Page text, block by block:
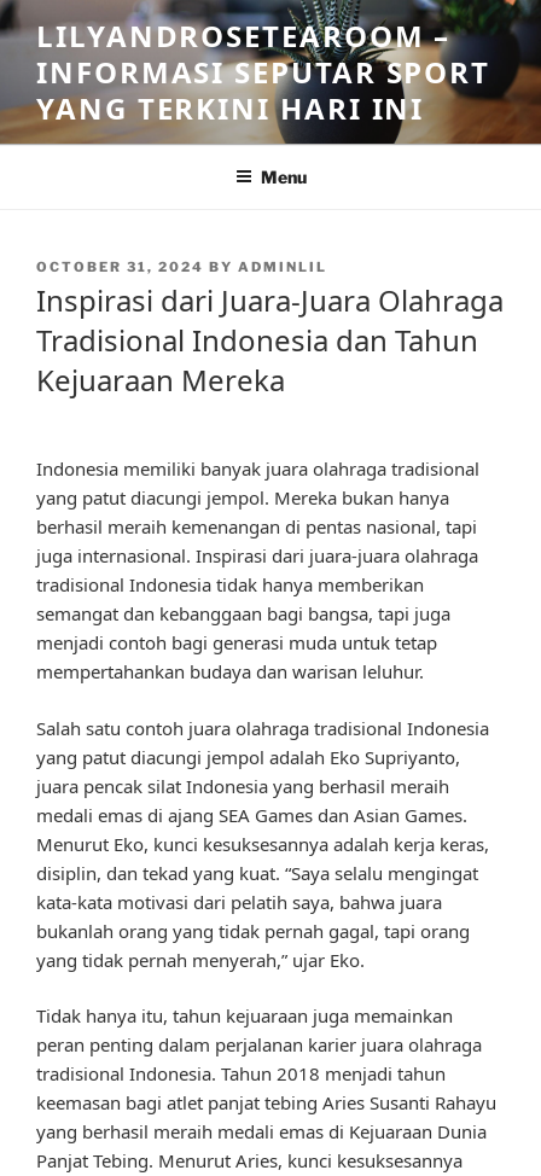
Skip
to
content
LILYANDROSETEAROOM –
INFORMASI SEPUTAR SPORT
YANG TERKINI HARI INI
Menu
POSTED
OCTOBER 31, 2024 BY ADMINLIL
Inspirasi dari Juara-Juara Olahraga
Tradisional Indonesia dan Tahun
Kejuaraan Mereka
Indonesia memiliki banyak juara olahraga tradisional
yang patut diacungi jempol. Mereka bukan hanya
berhasil meraih kemenangan di pentas nasional, tapi
juga internasional. Inspirasi dari juara-juara olahraga
tradisional Indonesia tidak hanya memberikan
semangat dan kebanggaan bagi bangsa, tapi juga
menjadi contoh bagi generasi muda untuk tetap
mempertahankan budaya dan warisan leluhur.
Salah satu contoh juara olahraga tradisional Indonesia
yang patut diacungi jempol adalah Eko Supriyanto,
juara pencak silat Indonesia yang berhasil meraih
medali emas di ajang SEA Games dan Asian Games.
Menurut Eko, kunci kesuksesannya adalah kerja keras,
disiplin, dan tekad yang kuat. “Saya selalu mengingat
kata-kata motivasi dari pelatih saya, bahwa juara
bukanlah orang yang tidak pernah gagal, tapi orang
yang tidak pernah menyerah,” ujar Eko.
Tidak hanya itu, tahun kejuaraan juga memainkan
peran penting dalam perjalanan karier juara olahraga
tradisional Indonesia. Tahun 2018 menjadi tahun
keemasan bagi atlet panjat tebing Aries Susanti Rahayu
yang berhasil meraih medali emas di Kejuaraan Dunia
Panjat Tebing. Menurut Aries, kunci kesuksesannya